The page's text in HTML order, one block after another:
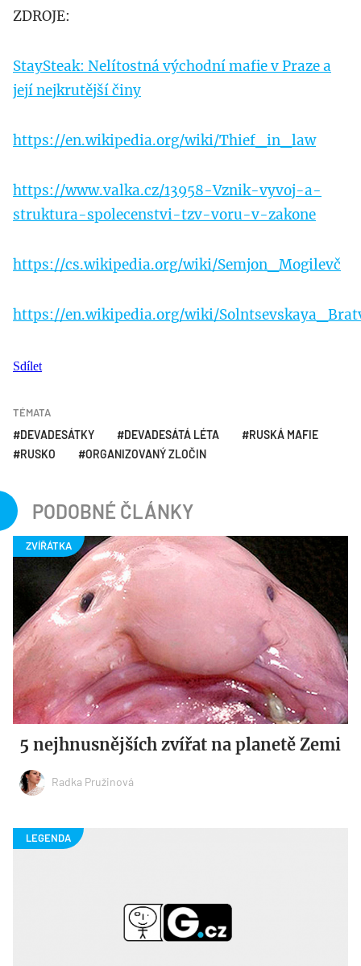
ZDROJE:
StaySteak: Nelítostná východní mafie v Praze a
její nejkrutější činy
https://en.wikipedia.org/wiki/Thief_in_law
https://www.valka.cz/13958-Vznik-vyvoj-a-
struktura-spolecenstvi-tzv-voru-v-zakone
https://cs.wikipedia.org/wiki/Semjon_Mogilevč
https://en.wikipedia.org/wiki/
Sdílet
TÉMATA
DEVADESÁTKY DEVADESÁTÁ LÉTA
RUSKÁ MAFIE
RUSKO
ORGANIZOVANÝ ZLOČIN
PODOBNÉ ČLÁNKY
5 nejhnusnějších zvířat na planetě Zemi
Radka Pružinová